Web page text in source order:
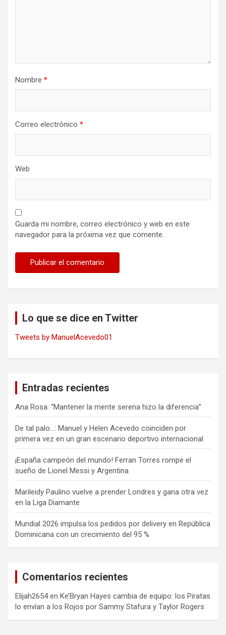
Nombre *
Correo electrónico *
Web
Guarda mi nombre, correo electrónico y web en este
navegador para la próxima vez que comente.
Lo que se dice en Twitter
Tweets by ManuelAcevedo01
Entradas recientes
Ana Rosa: “Mantener la mente serena hizo la diferencia”
De tal palo…: Manuel y Helen Acevedo coinciden por
primera vez en un gran escenario deportivo internacional
¡España campeón del mundo! Ferran Torres rompe el
sueño de Lionel Messi y Argentina
Marileidy Paulino vuelve a prender Londres y gana otra vez
en la Liga Diamante
Mundial 2026 impulsa los pedidos por delivery en República
Dominicana con un crecimiento del 95 %
Comentarios recientes
Elijah2654en Ke’Bryan Hayes cambia de equipo: los Piratas
lo envían a los Rojos por Sammy Stafura y Taylor Rogers